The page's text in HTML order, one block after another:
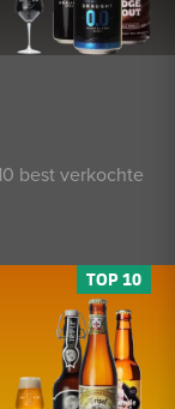
best verkochte